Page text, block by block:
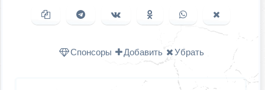
Копировать ссылкуПоделиться в Telegram
Поделиться ВКонтакте
Поделиться в
Одноклассниках
Поделиться в
WhatsAppв X
Спонсоры Добавить Убрать